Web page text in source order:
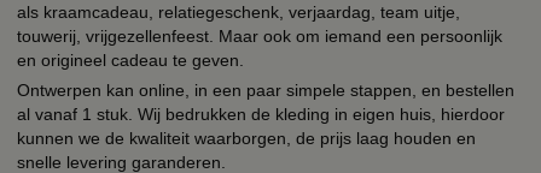
als kraamcadeau, relatiegeschenk, verjaardag, team uitje,
touwerij, vrijgezellenfeest. Maar ook om iemand een persoonlijk
en origineel cadeau te geven.
Ontwerpen kan online, in een paar simpele stappen, en bestellen
al vanaf 1 stuk. Wij bedrukken de kleding in eigen huis, hierdoor
kunnen we de kwaliteit waarborgen, de prijs laag houden en
snelle levering garanderen.